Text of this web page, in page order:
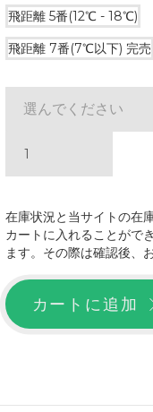
飛距離 5番(12℃ - 18℃)
飛距離 7番(7℃以下) 完売
選んでください
在庫状況と当サイトの在
カートに入れることがで
ます。その際は確認後、
カートに追加